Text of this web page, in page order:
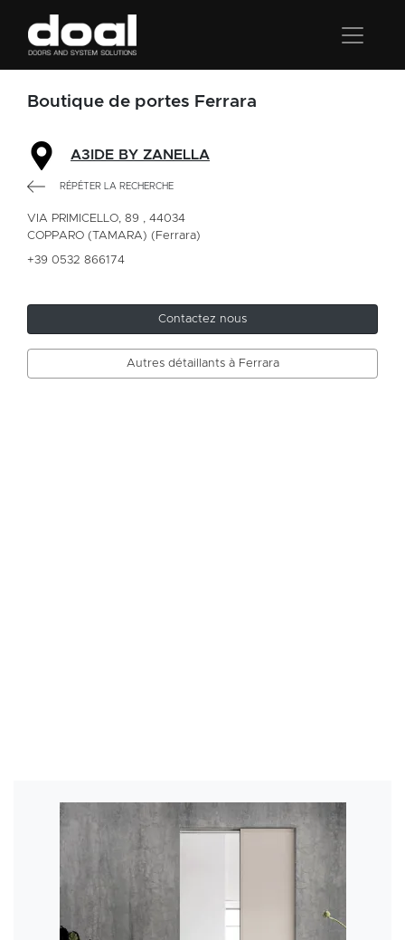
Boutique de portes Ferrara
A3IDE BY ZANELLA
RÉPÉTER LA RECHERCHE
VIA PRIMICELLO, 89 , 44034
COPPARO (TAMARA) (Ferrara)
+39 0532 866174
Contactez nous
Autres détaillants à Ferrara